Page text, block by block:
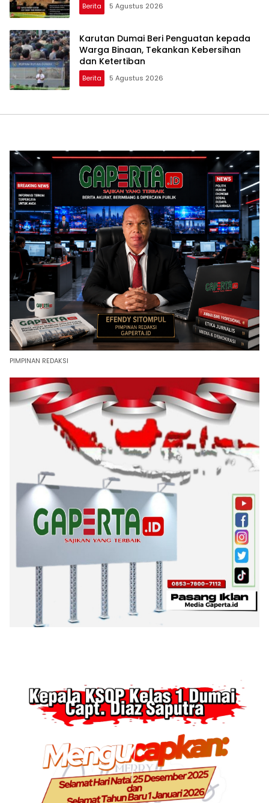
Berita 5 Agustus 2026
Karutan Dumai Beri Penguatan kepada
Warga Binaan, Tekankan Kebersihan
dan Ketertiban
Berita 5 Agustus 2026
PIMPINAN REDAKSI